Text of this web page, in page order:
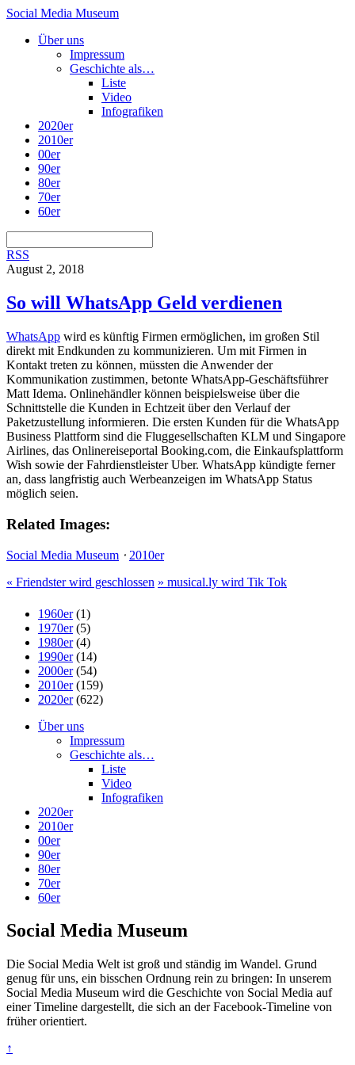
Social Media Museum
Über uns
Impressum
Geschichte als…
Liste
Video
Infografiken
2020er
2010er
00er
90er
80er
70er
60er
RSS
August 2, 2018
So will WhatsApp Geld verdienen
WhatsApp wird es künftig Firmen ermöglichen, im großen Stil
direkt mit Endkunden zu kommunizieren. Um mit Firmen in
Kontakt treten zu können, müssten die Anwender der
Kommunikation zustimmen, betonte WhatsApp-Geschäftsführer
Matt Idema. Onlinehändler können beispielsweise über die
Schnittstelle die Kunden in Echtzeit über den Verlauf der
Paketzustellung informieren. Die ersten Kunden für die WhatsApp
Business Plattform sind die Fluggesellschaften KLM und Singapore
Airlines, das Onlinereiseportal Booking.com, die Einkaufsplattform
Wish sowie der Fahrdienstleister Uber. WhatsApp kündigte ferner
an, dass langfristig auch Werbeanzeigen im WhatsApp Status
möglich seien.
Related Images:
Social Media Museum ⋅ 2010er
« Friendster wird geschlossen » musical.ly wird Tik Tok
1960er(1)
1970er(5)
1980er(4)
1990er(14)
2000er(54)
2010er(159)
2020er(622)
Über uns
Impressum
Geschichte als…
Liste
Video
Infografiken
2020er
2010er
00er
90er
80er
70er
60er
Social Media Museum
Die Social Media Welt ist groß und ständig im Wandel. Grund
genug für uns, ein bisschen Ordnung rein zu bringen: In unserem
Social Media Museum wird die Geschichte von Social Media auf
einer Timeline dargestellt, die sich an der Facebook-Timeline von
früher orientiert.
↑